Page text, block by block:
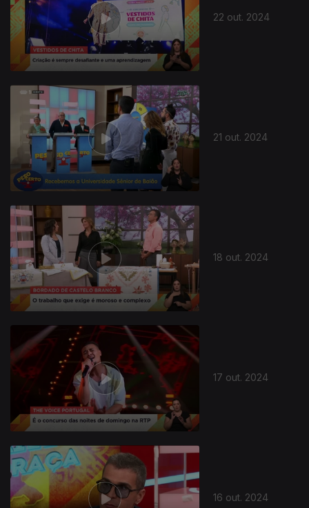
22 out. 2024
21 out. 2024
18 out. 2024
17 out. 2024
802043
16 out. 2024